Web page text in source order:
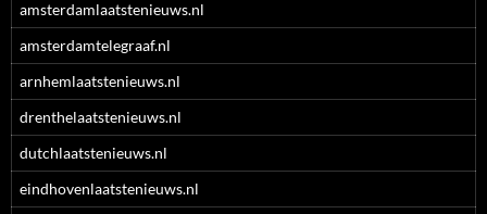
amsterdamlaatstenieuws.nl
amsterdamtelegraaf.nl
arnhemlaatstenieuws.nl
drenthelaatstenieuws.nl
dutchlaatstenieuws.nl
eindhovenlaatstenieuws.nl